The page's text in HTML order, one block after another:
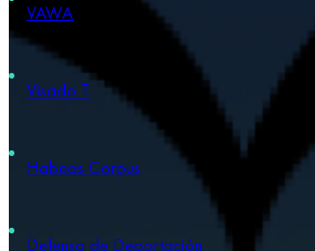
VAWA
Visado T
Habeas Corpus
Defensa de Deportación